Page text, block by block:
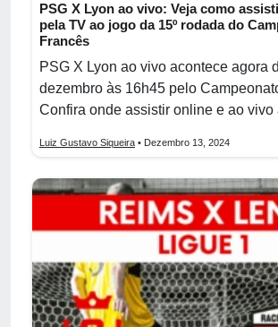
PSG X Lyon ao vivo: Veja como
pela TV ao jogo da 15º rodada do
Francês
PSG X Lyon ao vivo acontece agora
dezembro às 16h45 pelo
Confira onde assistir online e ao vivo
Luiz Gustavo Siqueira • Dezembro 13, 2024